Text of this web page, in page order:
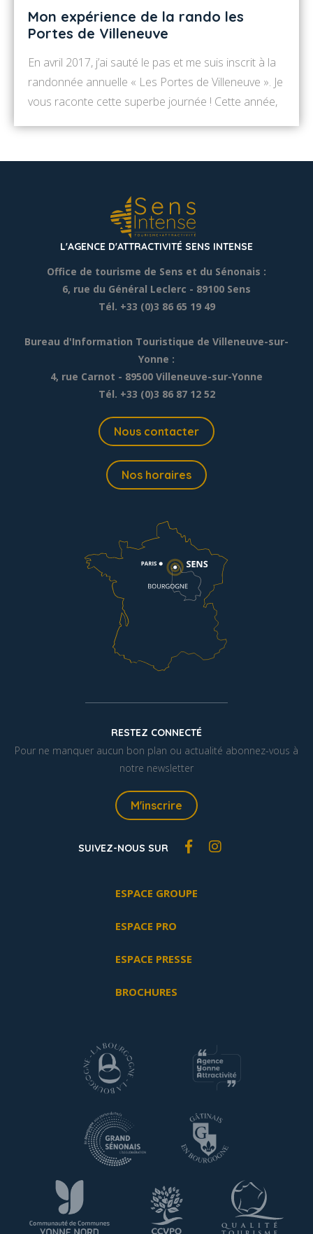
Mon expérience de la rando les
Portes de Villeneuve
En avril 2017, j’ai sauté le pas et me suis inscrit à la
randonnée annuelle « Les Portes de Villeneuve ». Je
vous raconte cette superbe journée ! Cette année,
Nous sommes le premier dimanche d’avril 2017 et il
L'AGENCE D'ATTRACTIVITÉ SENS INTENSE
Office de tourisme de Sens et du Sénonais :
6, rue du Général Leclerc - 89100 Sens
Tél. +33 (0)3 86 65 19 49
Bureau d'Information Touristique de Villeneuve-sur-
Yonne :
4, rue Carnot - 89500 Villeneuve-sur-Yonne
Tél. +33 (0)3 86 87 12 52
Nous contacter
Nos horaires
RESTEZ CONNECTÉ
Pour ne manquer aucun bon plan ou actualité abonnez-vous à
notre newsletter
M'inscrire
SUIVEZ-NOUS SUR
ESPACE GROUPE
ESPACE PRO
ESPACE PRESSE
BROCHURES